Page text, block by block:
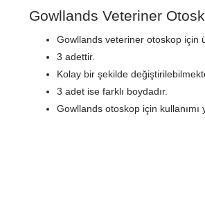
Gowllands Veteriner
Gowllands veteriner otoskop için
3 adettir.
Kolay bir şekilde
3 adet ise farklı boydadır.
Gowllands otoskop için